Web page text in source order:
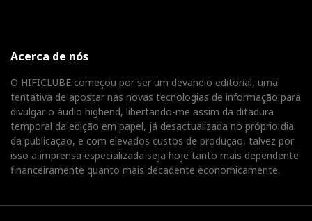
Acerca de nós
O HIFICLUBE começou por ser um devaneio editorial, uma
tentativa de apostar nas novas tecnologias de informação para
divulgar o áudio highend, libertando-me assim da ditadura
temporal da edição em papel, já desactualizada no próprio dia
da publicação, e com elevados custos de produção, talvez por
isso a imprensa especializada seja hoje tanto mais dependente
financeiramente quanto mais decadente economicamente.